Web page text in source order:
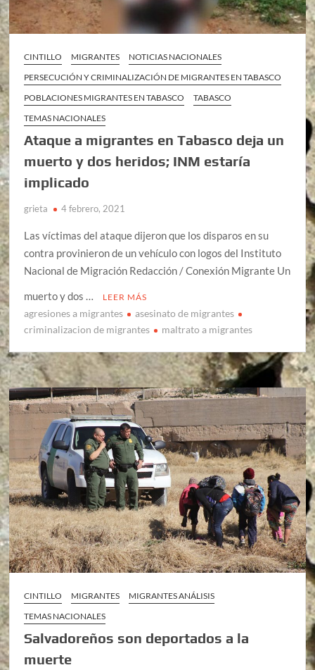
CINTILLO MIGRANTES
NOTICIAS NACIONALES
PERSECUCIÓN Y CRIMINALIZACIÓN DE MIGRANTES EN TABASCO
POBLACIONES MIGRANTES EN TABASCO
TABASCO
TEMAS NACIONALES
Ataque a migrantes en Tabasco deja un
muerto y dos heridos; INM estaría
implicado
grieta 4 febrero, 2021
Las víctimas del ataque dijeron que los disparos en su
contra provinieron de un vehículo con logos del Instituto
Nacional de Migración Redacción / Conexión Migrante Un
muerto y dos …
LEER MÁS
agresiones a migrantes
asesinato de migrantes
criminalizacion de migrantes
maltrato a migrantes
CINTILLO MIGRANTES
MIGRANTES ANÁLISIS
TEMAS NACIONALES
Salvadoreños son deportados a la
muerte